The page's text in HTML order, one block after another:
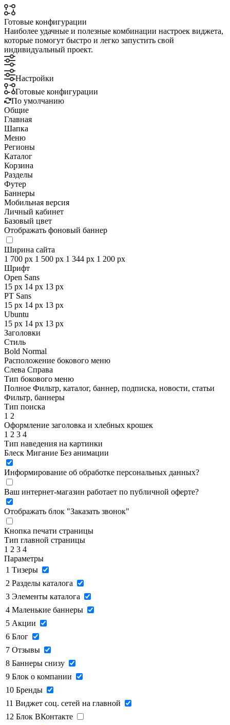
Готовые конфигурации
Наиболее удачные и полезные комбинации настроек виджета,
которые помогут быстро и легко запустить свой
индивидуальный проект.
Настройки
Готовые конфигурации
По умолчанию
Общие
Главная
Шапка
Меню
Регионы
Каталог
Корзина
Разделы
Футер
Баннеры
Мобильная версия
Личный кабинет
Базовый цвет
Отображать фоновый баннер
Ширина сайта
1 700 px 1 500 px 1 344 px 1 200 px
Шрифт
Open Sans
15 px 14 px 13 px
PT Sans
15 px 14 px 13 px
Ubuntu
15 px 14 px 13 px
Заголовки
Стиль
Bold Normal
Расположение бокового меню
Слева Справа
Тип бокового меню
Полное Фильтр, каталог, баннер, подписка, новости, статьи
Фильтр, баннеры
Тип поиска
1 2
Оформление заголовка и хлебных крошек
1 2 3 4
Тип наведения на картинки
Блеск Мигание Без анимации
Информирование об обработке персональных данных?
Ваш интернет-магазин работает по публичной оферте?
Отображать блок "Заказать звонок"
Кнопка печати страницы
Тип главной страницы
1 2 3 4
Параметры
1 Тизеры
2 Разделы каталога
3 Элементы каталога
4 Маленькие баннеры
5 Акции
6 Блог
7 Отзывы
8 Баннеры снизу
9 Блок о компании
10 Бренды
11 Виджет соц. сетей на главной
12 Блок ВКонтакте